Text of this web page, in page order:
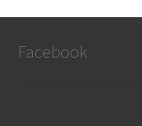
Facebook